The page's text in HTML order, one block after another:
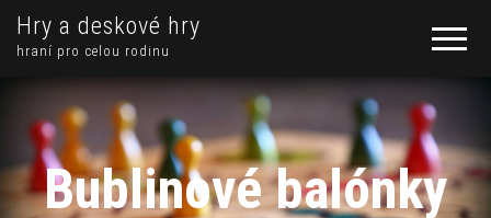
Hry a deskové hry
hraní pro celou rodinu
Bublinové balónky